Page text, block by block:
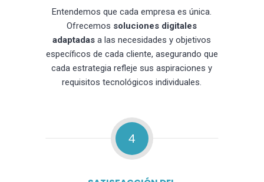
Entendemos que cada empresa es única.
Ofrecemos soluciones digitales
adaptadas a las necesidades y objetivos
específicos de cada cliente, asegurando que
cada estrategia refleje sus aspiraciones y
requisitos tecnológicos individuales.
4